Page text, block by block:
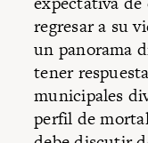
regresar a su
un panorama
tener
municipales
perfil de